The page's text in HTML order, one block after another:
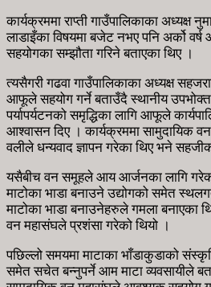
कार्यक्रममा राप्ती गाउँपालिकाका अध्यक्ष
लाडाइँका विषयमा बजेट नभए पनि अर्को
सहयोगका सम्झौता गरिने बताएका थिए ।
त्यसैगरी गढवा गाउँपालिकाका अध्यक्ष
आफूले सहयोग गर्ने बताउँदै स्थानीय
पर्यापर्यटनको समृद्धिका लागि आफूले
आश्वासन दिए । कार्यक्रममा सामुदायिक
वलीले धन्यवाद ज्ञापन गरेका थिए भने
यसैबीच वन समूहले आय आर्जनका लागि
माटोका भाडा बनाउने उद्योगको समेत
माटोका भाडा बनाउनेहरुले गमला बनाएका
वन महासंघले प्रशंसा गरेको थियो ।
पछिल्लो समयमा माटाका भाँडाकुडाको
समेत सचेत बन्नुपर्ने आम माटा व्यवसायीले